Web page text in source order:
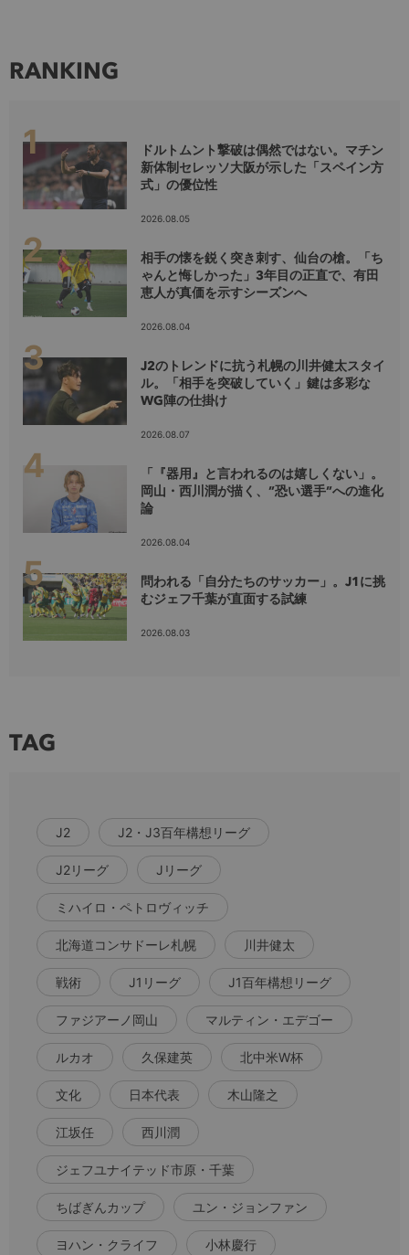
RANKING
ドルトムント撃破は偶然ではない。マチン
新体制セレッソ大阪が示した「スペイン方
式」の優位性
2026.08.05
相手の懐を鋭く突き刺す、仙台の槍。「ち
ゃんと悔しかった」3年目の正直で、有田
恵人が真価を示すシーズンへ
2026.08.04
J2のトレンドに抗う札幌の川井健太スタイ
ル。「相手を突破していく」鍵は多彩な
WG陣の仕掛け
2026.08.07
「『器用』と言われるのは嬉しくない」。
岡山・西川潤が描く、”恐い選手”への進化
論
2026.08.04
問われる「自分たちのサッカー」。J1に挑
むジェフ千葉が直面する試練
2026.08.03
TAG
J2 J2・J3百年構想リーグ
J2リーグ Jリーグ
ミハイロ・ペトロヴィッチ
北海道コンサドーレ札幌 川井健太
戦術 J1リーグ J1百年構想リーグ
ファジアーノ岡山 マルティン・エデゴー
ルカオ 久保建英 北中米W杯
文化 日本代表 木山隆之
江坂任 西川潤
ジェフユナイテッド市原・千葉
ちばぎんカップ ユン・ジョンファン
ヨハン・クライフ 小林慶行